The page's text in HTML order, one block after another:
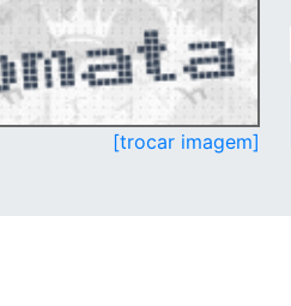
[trocar imagem]